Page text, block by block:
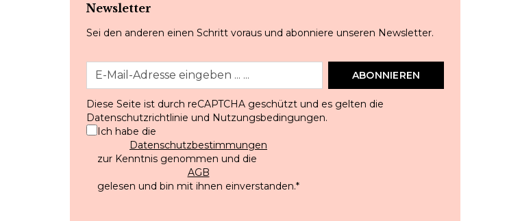
Newsletter
Sei den anderen einen Schritt voraus und abonniere unseren Newsletter.
ABONNIEREN
Diese Seite ist durch reCAPTCHA geschützt und es gelten die
Datenschutzrichtlinie und Nutzungsbedingungen.
Ich habe die
Datenschutzbestimmungen
zur Kenntnis genommen und die
AGB
gelesen und bin mit ihnen einverstanden.*